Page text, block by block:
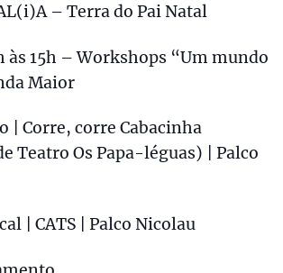
– Terra do Pai Natal
às 15h – Workshops “Um mundo
Maior
| Corre, corre Cabacinha
Teatro Os Papa-léguas) | Palco
| CATS | Palco Nicolau